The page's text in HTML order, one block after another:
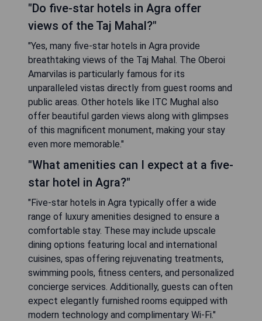
"Do five-star hotels in Agra offer
views of the Taj Mahal?"
"Yes, many five-star hotels in Agra provide
breathtaking views of the Taj Mahal. The Oberoi
Amarvilas is particularly famous for its
unparalleled vistas directly from guest rooms and
public areas. Other hotels like ITC Mughal also
offer beautiful garden views along with glimpses
of this magnificent monument, making your stay
even more memorable."
"What amenities can I expect at a five-
star hotel in Agra?"
"Five-star hotels in Agra typically offer a wide
range of luxury amenities designed to ensure a
comfortable stay. These may include upscale
dining options featuring local and international
cuisines, spas offering rejuvenating treatments,
swimming pools, fitness centers, and personalized
concierge services. Additionally, guests can often
expect elegantly furnished rooms equipped with
modern technology and complimentary Wi-Fi."